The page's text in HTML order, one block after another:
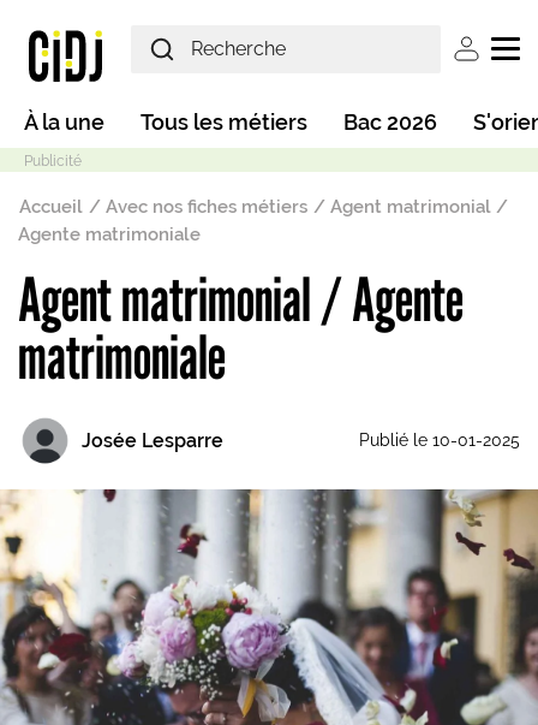
User
Main navigation
À la une Tous les métiers Bac 2026
Mode sombre
Fil d'Ariane
Accueil Avec nos fiches métiers
Agent matrimonial /
Agente matrimoniale
Agent matrimonial / Agente
matrimoniale
Josée Lesparre Publié le 10-01-2025